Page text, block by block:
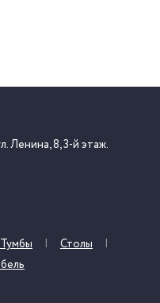
Ленина, 8, 3-й этаж.
Тумбы
Столы